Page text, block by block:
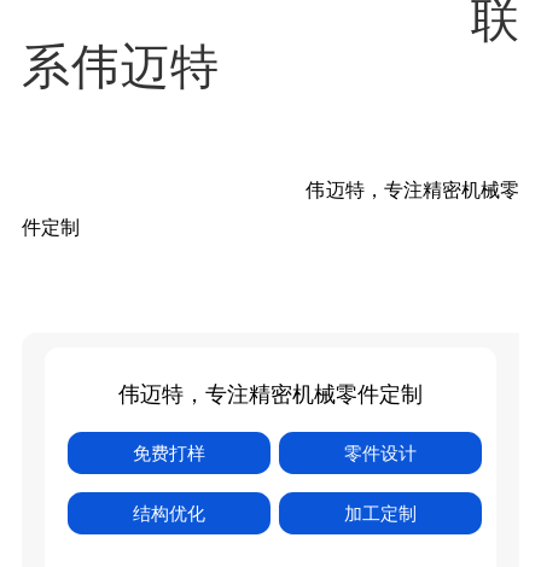
联
系伟迈特
伟迈特，专注精密机械零
件定制
伟迈特，专注精密机械零件定制
免费打样 零件设计
结构优化 加工定制